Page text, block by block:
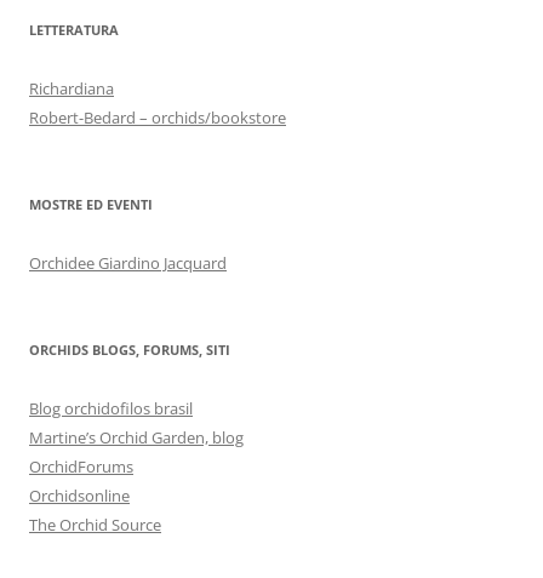
LETTERATURA
Richardiana
Robert-Bedard – orchids/bookstore
MOSTRE ED EVENTI
Orchidee Giardino Jacquard
ORCHIDS BLOGS, FORUMS, SITI
Blog orchidofilos brasil
Martine’s Orchid Garden, blog
OrchidForums
Orchidsonline
The Orchid Source